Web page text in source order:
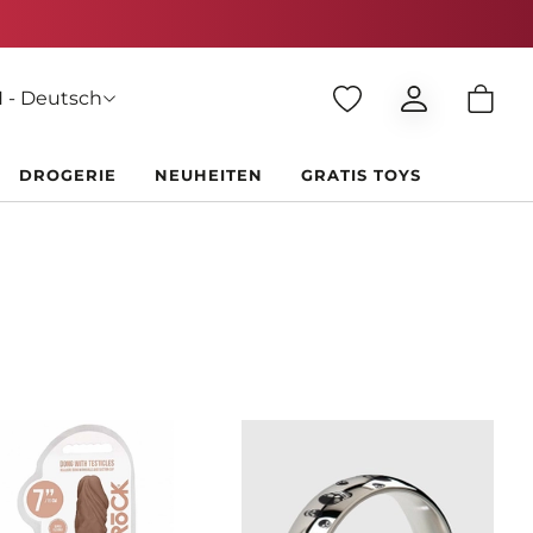
- Deutsch
DROGERIE NEUHEITEN GRATIS TOYS